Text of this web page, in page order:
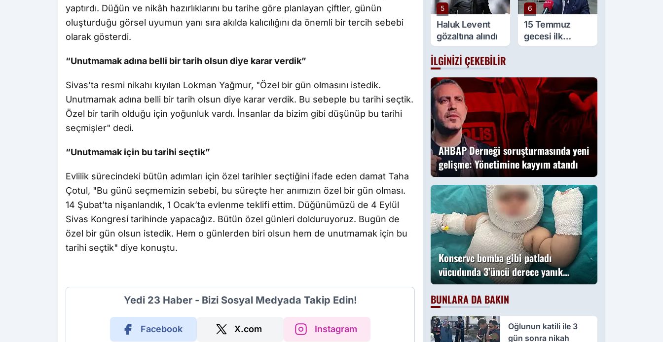
yaptırdı. Düğün ve nikâh hazırlıklarını bu tarihe göre planlayan çiftler, günün
oluşturduğu görsel uyumun yanı sıra akılda kalıcılığını da önemli bir tercih sebebi
olarak gösterdi.
“Unutmamak adına belli bir tarih olsun diye karar verdik”
Sivas’ta resmi nikahı kıyılan Lokman Yağmur, "Özel bir gün olmasını istedik.
Unutmamak adına belli bir tarih olsun diye karar verdik. Bu sebeple bu tarihi seçtik.
Özel bir tarih olduğu için yoğunluk vardı. İnsanlar da bizim gibi düşünüp bu tarihi
seçmişler" dedi.
“Unutmamak için bu tarihi seçtik”
Evlilik sürecindeki bütün adımları için özel tarihler seçtiğini ifade eden damat Taha
Çotul, "Bu günü seçmemizin sebebi, bu süreçte her anımızın özel bir gün olması.
14 Şubat’ta nişanlandık, 1 Ocak’ta evlenme teklifi ettim. Düğünümüzü de 4 Eylül
Sivas Kongresi tarihinde yapacağız. Bütün özel günleri dolduruyoruz. Bugün de
özel bir gün olsun istedik. Hem o günlerden biri olsun hem de unutmamak için bu
tarihi seçtik" diye konuştu.
Yedi 23 Haber - Bizi Sosyal Medyada Takip Edin!
Facebook X.com Instagram
5
Haluk Levent
gözaltına alındı
6
15 Temmuz
gecesi ilk
gözaltı talimatını
Ömer Faruk
Aydıner o anları
anlattı
İLGINIZI ÇEKEBILIR
AHBAP Derneği soruşturmasında yeni
gelişme: Yönetimine kayyım atandı
Konserve bomba gibi patladı
vücudunda 3’üncü derece yanık
oluştu
BUNLARA DA BAKIN
Oğlunun katili ile 3
gün sonra nikah